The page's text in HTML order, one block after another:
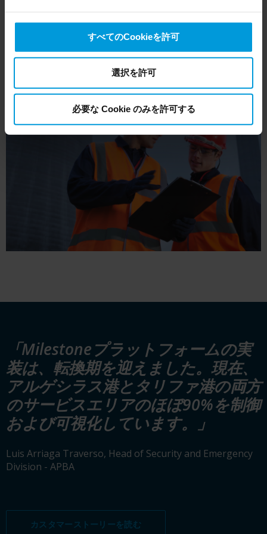
transfers your personal data to the US either based on
your consent, and for Microsoft also based on
Milestone’s legitimate interest. Please click ‘Show details’
for more information.
すべてのCookieを許可
選択を許可
必要な Cookie のみを許可する
「Milestoneプラットフォームの実
装は、転換期を迎えました。現在、
アルゲシラス港とタリファ港の両方
のサービスエリアのほぼ90%を制御
および可視化しています。」
Luis Arriaga Traverso, Head of Security and Emergency
Division - APBA
カスタマーストーリーを読む